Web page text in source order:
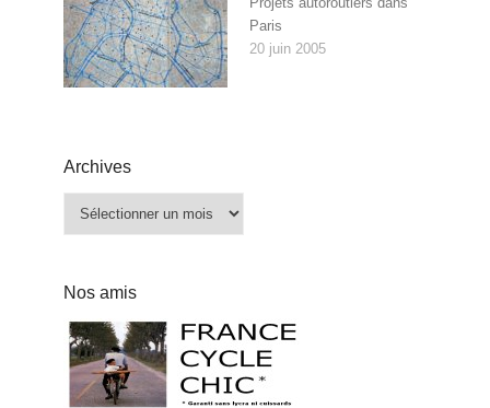
Paris
20 juin 2005
Archives
Archives
Nos amis